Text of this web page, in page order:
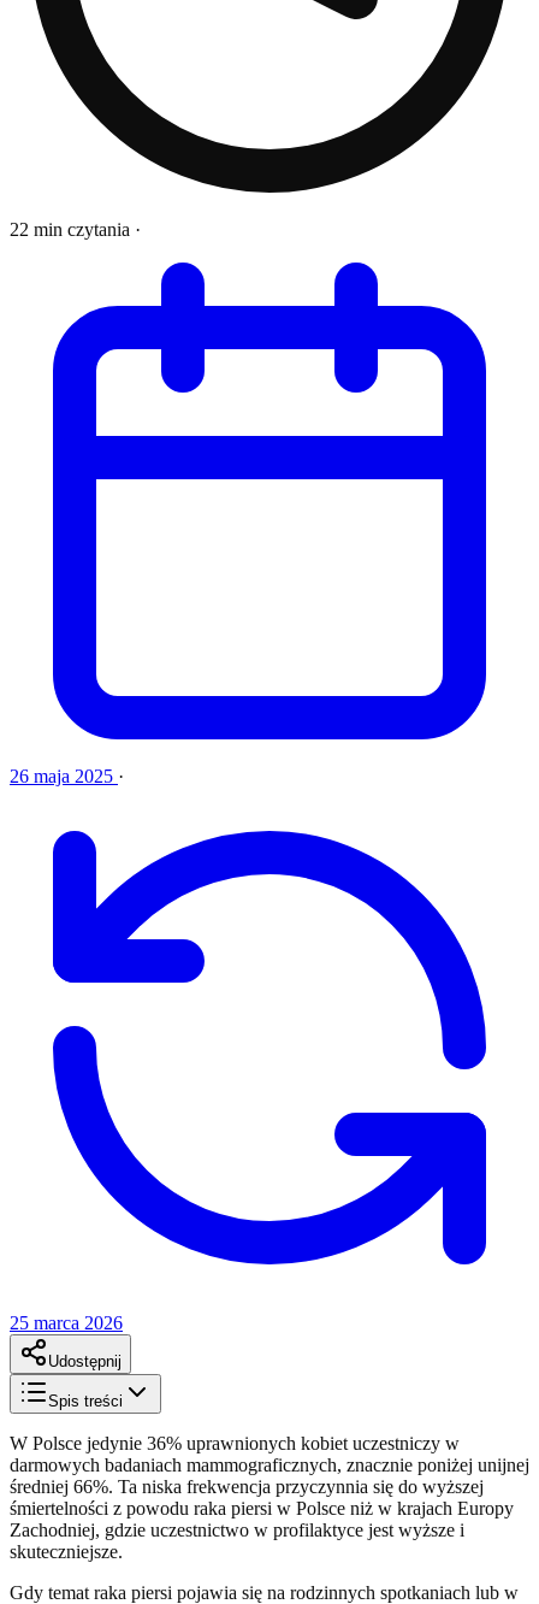
22 min czytania ·
26 maja 2025 ·
25 marca 2026
Udostępnij
Spis treści
W Polsce jedynie 36% uprawnionych kobiet uczestniczy w
darmowych badaniach mammograficznych, znacznie poniżej unijnej
średniej 66%. Ta niska frekwencja przyczynnia się do wyższej
śmiertelności z powodu raka piersi w Polsce niż w krajach Europy
Zachodniej, gdzie uczestnictwo w profilaktyce jest wyższe i
skuteczniejsze.
Gdy temat raka piersi pojawia się na rodzinnych spotkaniach lub w